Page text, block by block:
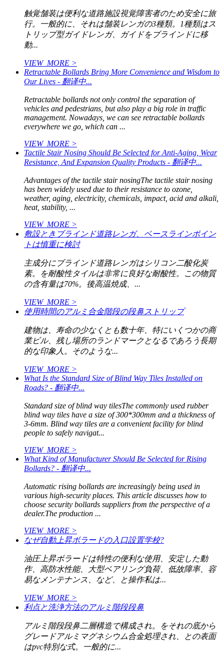
触覚舗装は便利な道路施設視覚障害者のため安全に旅
行。一般的に、それは舗装レンガの3種類。1種類はス
トリップ型ガイドレンガ、ガイドをブラインドに移
動...
VIEW_MORE >
Retractable Bollards Bring More Convenience and Wisdom to
Our Lives - 翻译中...
Retractable bollards not only control the separation of
vehicles and pedestrians, but also play a big role in traffic
management. Nowadays, we can see retractable bollards
everywhere we go, which can ...
VIEW_MORE >
Tactile Stair Nosing Should Be Selected for Anti-Aging, Wear
Resistance, And Expansion Quality Products - 翻译中...
Advantages of the tactile stair nosingThe tactile stair nosing
has been widely used due to their resistance to ozone,
weather, aging, electricity, chemicals, impact, acid and alkali,
heat, stability, ...
VIEW_MORE >
敷設ときブラインド道路レンガ、ベースラインポイン
トは慎重に検討
主成分にブラインド道路レンガはシリコン二酸化炭
素。を耐酸性タイルは非常に良好な耐酸性。この物質
の含有量は70%。後高温焼成、...
VIEW_MORE >
使用時間のアルミ合金階段の段鼻ストリップ
建物は、寿命の少なくとも数十年、特にいくつかの商
業ビル、残し場所のランドマークとなるであろう長期
的な印象人。そのような...
VIEW_MORE >
What Is the Standard Size of Blind Way Tiles Installed on
Roads? - 翻译中...
Standard size of blind way tilesThe commonly used rubber
blind way tiles have a size of 300*300mm and a thickness of
3-6mm. Blind way tiles are a convenient facility for blind
people to safely navigat...
VIEW_MORE >
What Kind of Manufacturer Should Be Selected for Rising
Bollards? - 翻译中...
Automatic rising bollards are increasingly being used in
various high-security places. This article discusses how to
choose security bollards suppliers from the perspective of a
dealer.The production ...
VIEW_MORE >
なぜ自動上昇ボラードの入口設置学校?
油圧上昇ボラードは特性の便利な使用、安定した動
作、高防水性能、大型ベアリング負荷、低故障率、容
易なメンテナンス、など、と操作私は...
VIEW_MORE >
利点と洗浄方法のアルミ階段段鼻
アルミ階段段鼻二層構造で構成され。をそれの底から
グレードアルミマグネシウム合金処理され、との表面
はpvc特別な式。一般的に...